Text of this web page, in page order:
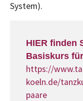
System).
HIER finden
Basiskurs
https://
koeln.de/
paare